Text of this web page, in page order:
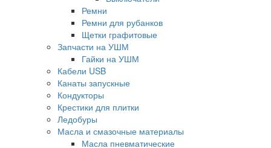
Ремни
Ремни для рубанков
Щетки графитовые
Запчасти на УШМ
Гайки на УШМ
Кабели USB
Канаты запускные
Кондукторы
Крестики для плитки
Ледобуры
Масла и смазочные материалы
Масла пневматические